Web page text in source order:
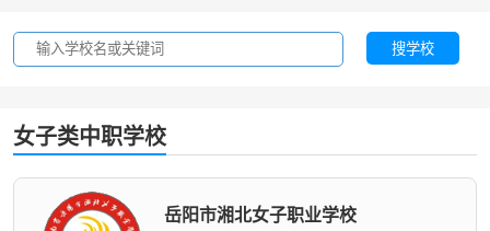
搜学校
女子类中职学校
岳阳市湘北女子职业学校